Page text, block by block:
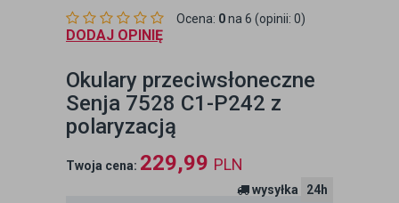
Ocena: 0na 6 (opinii: 0)
DODAJ OPINIĘ
Okulary przeciwsłoneczne
Senja 7528 C1-P242 z
polaryzacją
Twoja cena: 229,99 PLN
wysyłka 24h